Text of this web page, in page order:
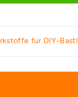
für DIY-